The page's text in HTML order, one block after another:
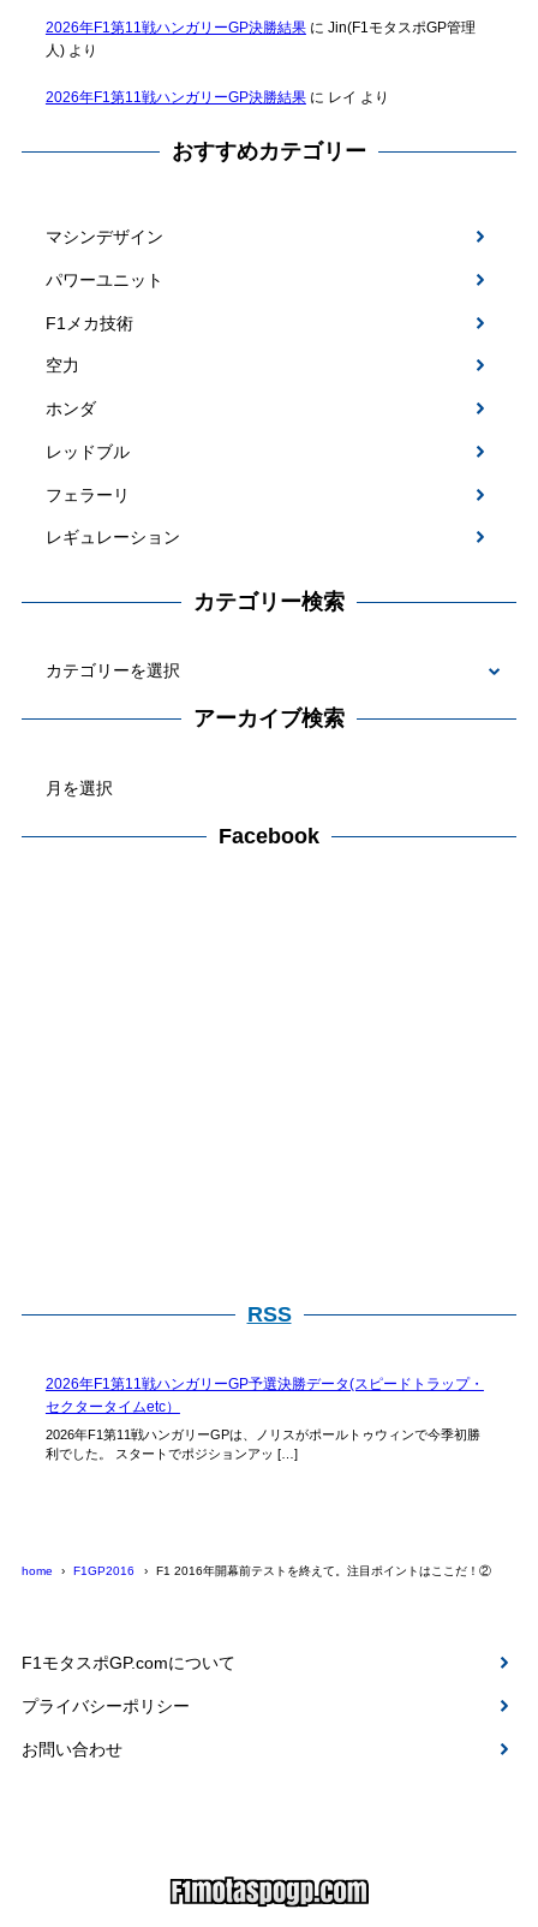
2026年F1第11戦ハンガリーGP決勝結果に Jin(F1モタスポGP管理
人)より
2026年F1第11戦ハンガリーGP決勝結果に レイ より
おすすめカテゴリー
マシンデザイン
パワーユニット
F1メカ技術
空力
ホンダ
レッドブル
フェラーリ
レギュレーション
カテゴリー検索
テ
検
アーカイブ検索
カ
Facebook
RSS
2026年F1第11戦ハンガリーGP予選決勝データ(スピードトラップ・
セクタータイムetc）
2026年F1第11戦ハンガリーGPは、ノリスがポールトゥウィンで今季初勝
利でした。 スタートでポジションアッ […]
home F1GP2016 F1 2016年開幕前テストを終えて。注目ポイントはここだ！②
F1モタスポGP.comについて
プライバシーポリシー
お問い合わせ